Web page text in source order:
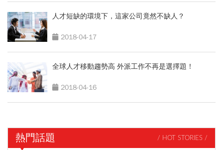
人才短缺的環境下，這家公司竟然不缺人？
2018-04-17
全球人才移動趨勢高 外派工作不再是選擇題！
2018-04-16
熱門話題 / HOT STORIES /